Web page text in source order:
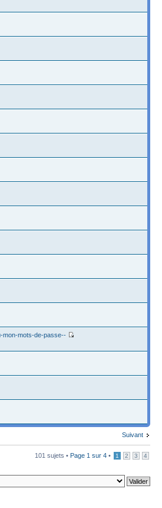
mon-mots-de-passe--
Suivant
101 sujets • Page 1 sur 4 • 1 2 3 4